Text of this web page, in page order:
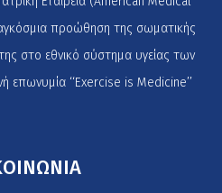
προώθηση της σωματικής
στο εθνικό σύστημα υγείας των
‘‘Exercise is Medicine’’